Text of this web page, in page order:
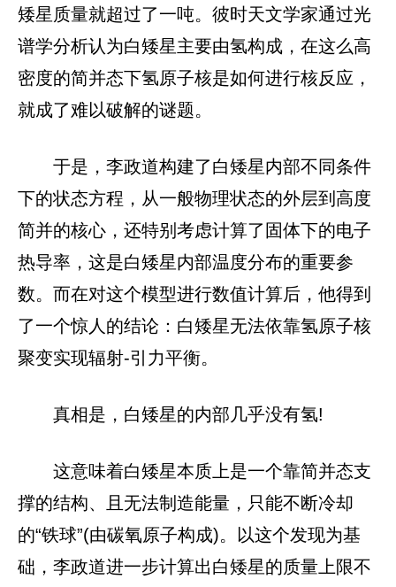
矮星质量就超过了一吨。彼时天文学家通过光
谱学分析认为白矮星主要由氢构成，在这么高
密度的简并态下氢原子核是如何进行核反应，
就成了难以破解的谜题。
于是，李政道构建了白矮星内部不同条件
下的状态方程，从一般物理状态的外层到高度
简并的核心，还特别考虑计算了固体下的电子
热导率，这是白矮星内部温度分布的重要参
数。而在对这个模型进行数值计算后，他得到
了一个惊人的结论：白矮星无法依靠氢原子核
聚变实现辐射-引力平衡。
真相是，白矮星的内部几乎没有氢!
这意味着白矮星本质上是一个靠简并态支
撑的结构、且无法制造能量，只能不断冷却
的“铁球”(由碳氧原子构成)。以这个发现为基
础，李政道进一步计算出白矮星的质量上限不